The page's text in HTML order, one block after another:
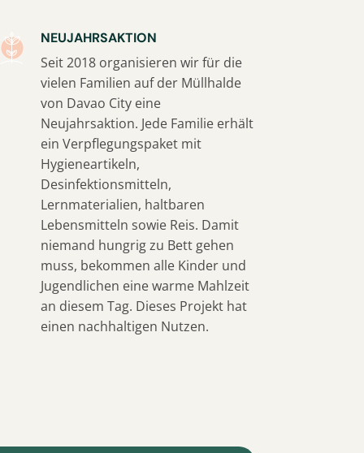
NEUJAHRSAKTION
Seit 2018 organisieren wir für die
vielen Familien auf der Müllhalde
von Davao City eine
Neujahrsaktion. Jede Familie erhält
ein Verpflegungspaket mit
Hygieneartikeln,
Desinfektionsmitteln,
Lernmaterialien, haltbaren
Lebensmitteln sowie Reis. Damit
niemand hungrig zu Bett gehen
muss, bekommen alle Kinder und
Jugendlichen eine warme Mahlzeit
an diesem Tag. Dieses Projekt hat
einen nachhaltigen Nutzen.